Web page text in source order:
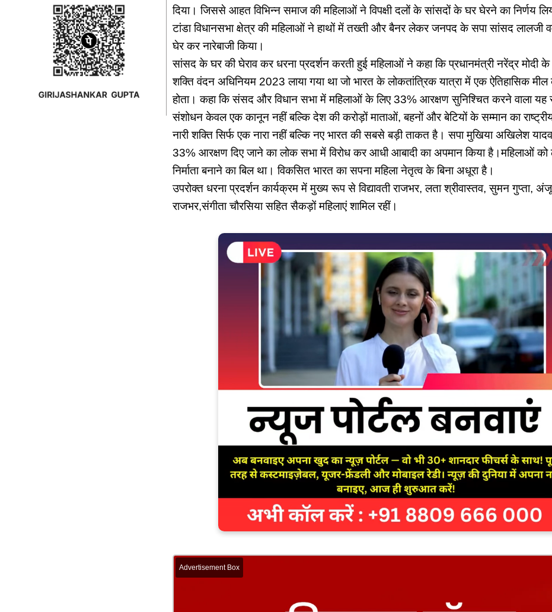
दिया। जिससे आहत विभिन्न समाज की महिलाओं ने विपक्षी दलों के सांसदों के घर घेरने का निर्णय
टांडा विधानसभा क्षेत्र की महिलाओं ने हाथों में तख्ती और बैनर लेकर जनपद के सपा सांसद लालजी
घेर कर नारेबाजी किया।
सांसद के घर की घेराव कर धरना प्रदर्शन करती हुई महिलाओं ने कहा कि प्रधानमंत्री नरेंद्र मोदी के
शक्ति वंदन अधिनियम 2023 लाया गया था जो भारत के लोकतांत्रिक यात्रा में एक ऐतिहासिक मील
होता। कहा कि संसद और विधान सभा में महिलाओं के लिए 33% आरक्षण सुनिश्चित करने वाला यह
संशोधन केवल एक कानून नहीं बल्कि देश की करोड़ों माताओं, बहनों और बेटियों के सम्मान का
नारी शक्ति सिर्फ एक नारा नहीं बल्कि नए भारत की सबसे बड़ी ताकत है। सपा मुखिया अखिलेश
33% आरक्षण दिए जाने का लोक सभा में विरोध कर आधी आबादी का अपमान किया है।महिलाओं को
निर्माता बनाने का बिल था। विकसित भारत का सपना महिला नेतृत्व के बिना अधूरा है।
उपरोक्त धरना प्रदर्शन कार्यक्रम में मुख्य रूप से विद्यावती राजभर, लता श्रीवास्तव, सुमन गुप्ता, अंजू
राजभर,संगीता चौरसिया सहित सैकड़ों महिलाएं शामिल रहीं।
Advertisement Box